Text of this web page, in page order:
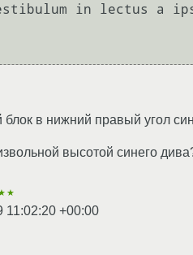
in lectus a
в нижний правый угол
высотой синего
11:02:20 +00:00